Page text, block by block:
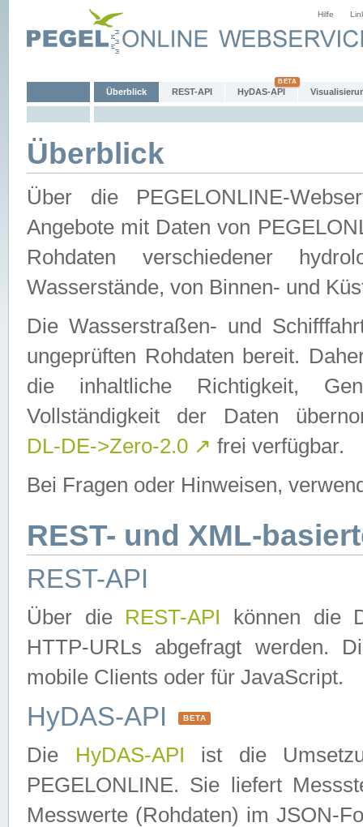
Hilfe
Überblick REST-API HyDAS-API
Überblick
Über die PEGELONLINE-
Angebote mit Daten von
Rohdaten verschiedener
Wasserstände, von Binnen- und
Die Wasserstraßen- und
ungeprüften Rohdaten bereit.
die inhaltliche Richtigkeit,
Vollständigkeit der Daten
DL-DE->Zero-2.0 ↗ frei verfügbar.
Bei Fragen oder Hinweisen,
REST- und XML-
REST-API
Über die REST-API können die
HTTP-URLs abgefragt werden.
mobile Clients oder für JavaScript.
HyDAS-API BETA
Die HyDAS-API ist die
PEGELONLINE. Sie liefert
Messwerte (Rohdaten) im JSON-